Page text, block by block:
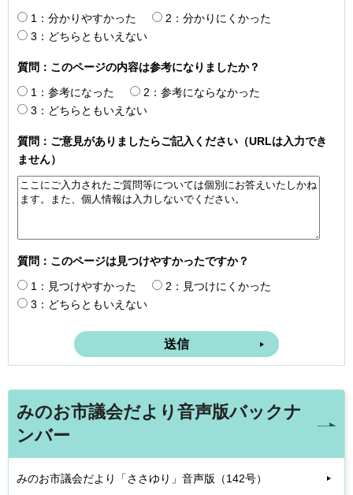
1：分かりやすかった
2：分かりにくかった
3：どちらともいえない
質問：このページの内容は参考になりましたか？
1：参考になった
2：参考にならなかった
3：どちらともいえない
質問：ご意見がありましたらご記入ください（URLは入力でき
ません）
質問：このページは見つけやすかったですか？
1：見つけやすかった
2：見つけにくかった
3：どちらともいえない
みのお市議会だより音声版バックナ
ンバー
みのお市議会だより「ささゆり」音声版（142号）